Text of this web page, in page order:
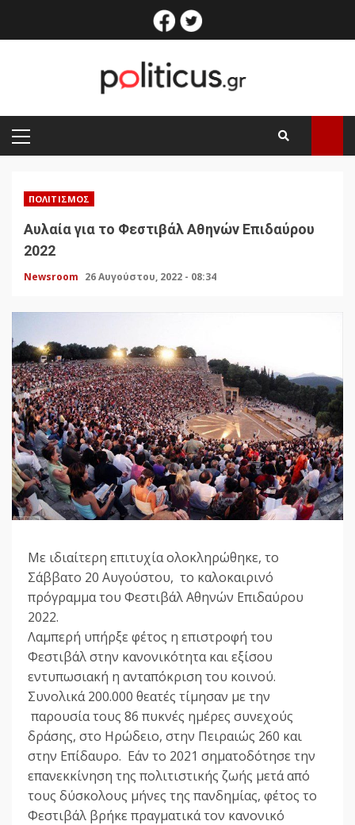
facebook
PRIMARY
MENU
ΠΟΛΙΤΙΣΜΌΣ
Αυλαία για το Φεστιβάλ Αθηνών Επιδαύρου
2022
Newsroom 26 Αυγούστου, 2022 - 08:34
Με ιδιαίτερη επιτυχία ολοκληρώθηκε, το
Σάββατο 20 Αυγούστου, το καλοκαιρινό
πρόγραμμα του Φεστιβάλ Αθηνών Επιδαύρου
2022.
Λαμπερή υπήρξε φέτος η επιστροφή του
Φεστιβάλ στην κανονικότητα και εξίσου
εντυπωσιακή η ανταπόκριση του κοινού.
Συνολικά 200.000 θεατές τίμησαν με την
παρουσία τους 86 πυκνές ημέρες συνεχούς
δράσης, στο Ηρώδειο, στην Πειραιώς 260 και
στην Επίδαυρο. Εάν το 2021 σηματοδότησε την
επανεκκίνηση της πολιτιστικής ζωής μετά από
τους δύσκολους μήνες της πανδημίας, φέτος το
Φεστιβάλ βρήκε πραγματικά τον κανονικό